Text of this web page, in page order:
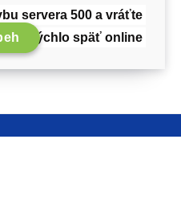
servera 500 a vráťte
rýchlo späť online